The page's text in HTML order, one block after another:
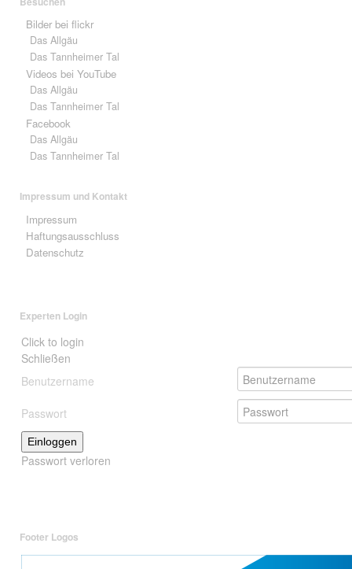
Bilder bei flickr
Das Allgäu
Das Tannheimer Tal
Videos bei YouTube
Das Allgäu
Das Tannheimer Tal
Facebook
Das Allgäu
Das Tannheimer Tal
Impressum und Kontakt
Impressum
Haftungsausschluss
Datenschutz
Experten Login
Click to login
Schließen
Benutzername
Passwort
Einloggen
Passwort verloren
Footer Logos